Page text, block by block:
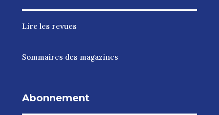
Lire les revues
Sommaires des magazines
Abonnement